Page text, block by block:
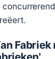
Fabriek